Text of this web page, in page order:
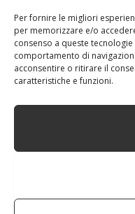
Per fornire le migliori
per memorizzare e/o
consenso a queste
comportamento di
acconsentire o ritirare il
caratteristiche e funzioni.
DM House
24,5cm Ø x 9,5 cm di
senza vernice
unici.